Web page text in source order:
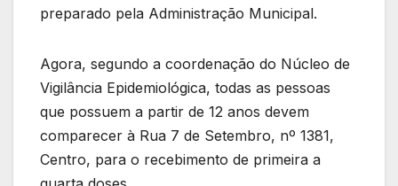
preparado pela Administração Municipal.
Agora, segundo a coordenação do Núcleo de
Vigilância Epidemiológica, todas as pessoas
que possuem a partir de 12 anos devem
comparecer à Rua 7 de Setembro, nº 1381,
Centro, para o recebimento de primeira a